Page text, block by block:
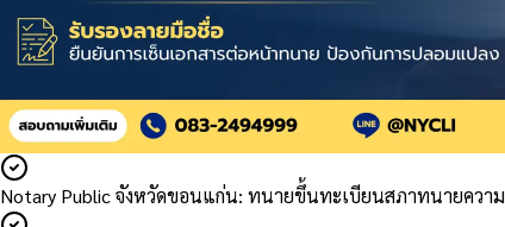
Notary Public จังหวัดขอนแก่น: ทนายขึ้นทะเบียนสภาทนายความ